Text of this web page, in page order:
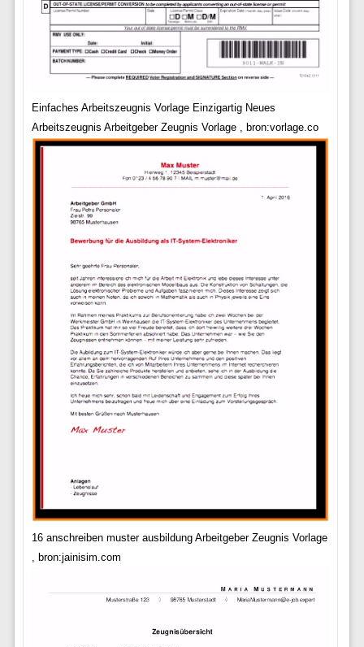
Einfaches Arbeitszeugnis Vorlage Einzigartig Neues
Arbeitszeugnis Arbeitgeber Zeugnis Vorlage , bron:vorlage.co
16 anschreiben muster ausbildung Arbeitgeber Zeugnis Vorlage
, bron:jainisim.com